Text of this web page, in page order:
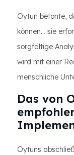
Oytun betonte,
können… sie
sorgfältige
wird mit einer
menschliche
Das von
Oytuns